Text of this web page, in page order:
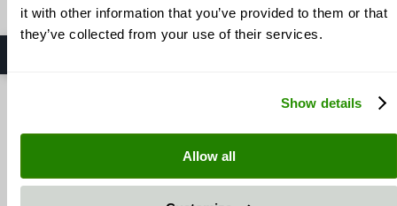
it with other information that you’ve provided to them or that
they’ve collected from your use of their services.
Show details
Allow all
O nas
Zasebnost in varstvo podatkov
Informacije o dostavi
Informacije o naročilu